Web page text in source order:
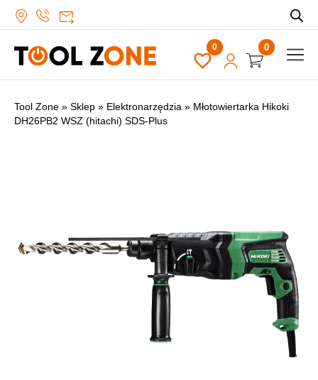
0
Tool Zone » Sklep » Elektronarzędzia » Młotowiertarka Hikoki
DH26PB2 WSZ (hitachi) SDS-Plus